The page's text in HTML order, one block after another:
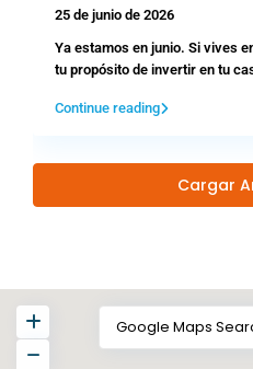
25 de junio de 2026
Ya estamos en junio. Si vives
tu propósito de invertir en tu
Continue reading
Cargar